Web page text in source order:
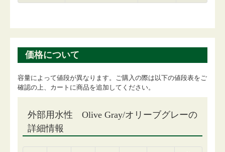
価格について
容量によって値段が異なります。ご購入の際は以下の値段表をご
確認の上、カートに商品を追加してください。